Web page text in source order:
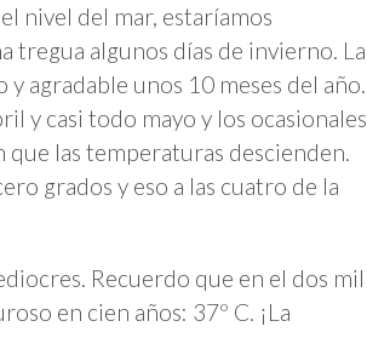
nivel del mar, estaríamos
tregua algunos días de invierno. La
agradable unos 10 meses del año.
y casi todo mayo y los ocasionales
las temperaturas descienden.
grados y eso a las cuatro de la
Recuerdo que en el dos mil
en cien años: 37º C. ¡La